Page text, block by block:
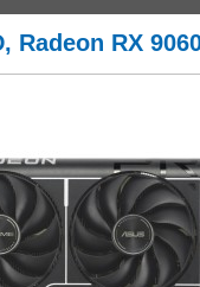
Radeon RX